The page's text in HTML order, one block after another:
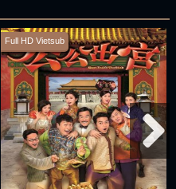
Full HD Vietsub